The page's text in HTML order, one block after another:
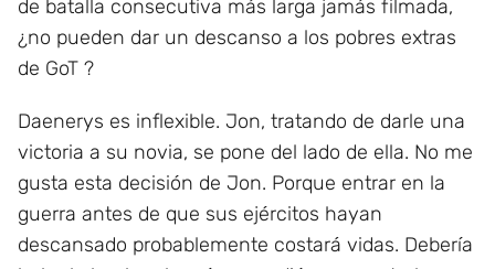
de batalla consecutiva más larga jamás filmada,
¿no pueden dar un descanso a los pobres extras
de GoT ?
Daenerys es inflexible. Jon, tratando de darle una
victoria a su novia, se pone del lado de ella. No me
gusta esta decisión de Jon. Porque entrar en la
guerra antes de que sus ejércitos hayan
descansado probablemente costará vidas. Debería